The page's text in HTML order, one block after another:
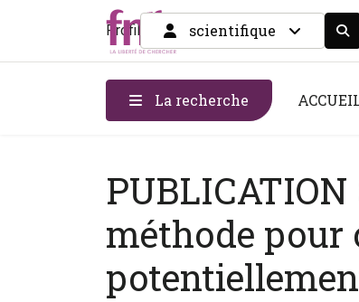
Profil scientifique
La recherche
méthode pour